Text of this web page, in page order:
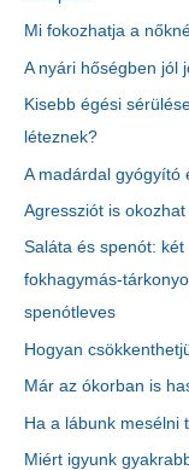
Mi fokozhatja a
A nyári hőségben jól
Kisebb égési
léteznek?
A madárdal gyógyító
Agressziót is
Saláta és spenót:
fokhagymás-
spenótleves
Hogyan
Már az ókorban is
Ha a lábunk mesélni
Miért igyunk